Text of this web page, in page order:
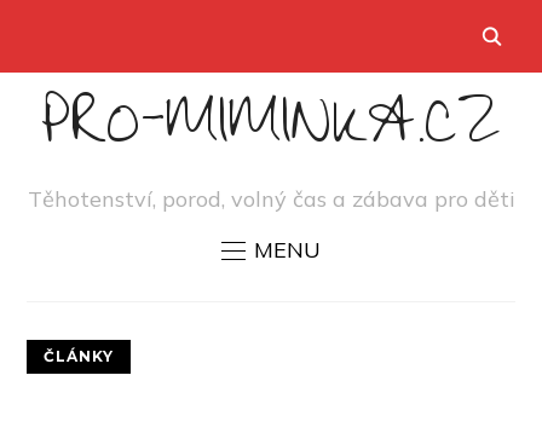
PRO-MIMINKA.CZ
Těhotenství, porod, volný čas a zábava pro děti
MENU
ČLÁNKY